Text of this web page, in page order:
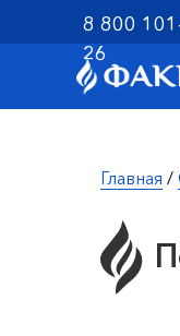
8 800
26
Главная /